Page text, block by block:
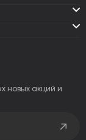
новых акций и